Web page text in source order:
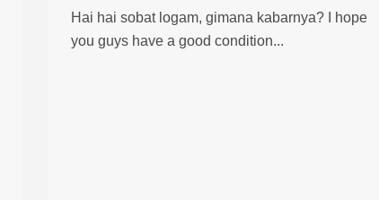
Hai hai sobat logam, gimana kabarnya? I hope
you guys have a good condition...